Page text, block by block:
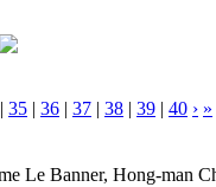
| 35 | 36 | 37 | 38 | 39 | 40 › »